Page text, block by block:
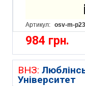
Артикул: osv-m-
984 грн.
ВНЗ:
Університет